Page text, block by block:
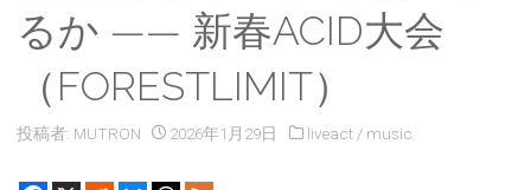
るか —— 新春ACID大会
（FORESTLIMIT）
投稿者: MUTRON 2026年1月29日 liveact / music